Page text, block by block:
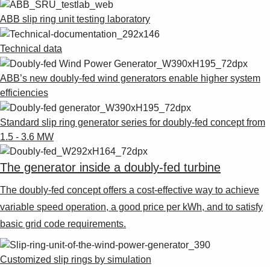
Products
See more products
Shopping list preview
0
ABB slip ring unit testing laboratory
Technical data
ABB’s new doubly-fed wind generators enable higher system
efficiencies
Standard slip ring generator series for doubly-fed concept from
1.5 - 3.6 MW
The generator inside a doubly-fed turbine
The doubly-fed concept offers a cost-effective way to achieve
variable speed operation, a good price per kWh, and to satisfy
basic grid code requirements.
Customized slip rings by simulation